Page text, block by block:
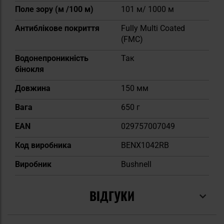
Поле зору (м /100 м)
101 м/ 1000 м
Антиблікове покриття
Fully Multi Coated
(FMC)
Водонепроникність
бінокля
Так
Довжина
150 мм
Вага
650 г
EAN
029757007049
Код виробника
BENX1042RB
Виробник
Bushnell
ВІДГУКИ